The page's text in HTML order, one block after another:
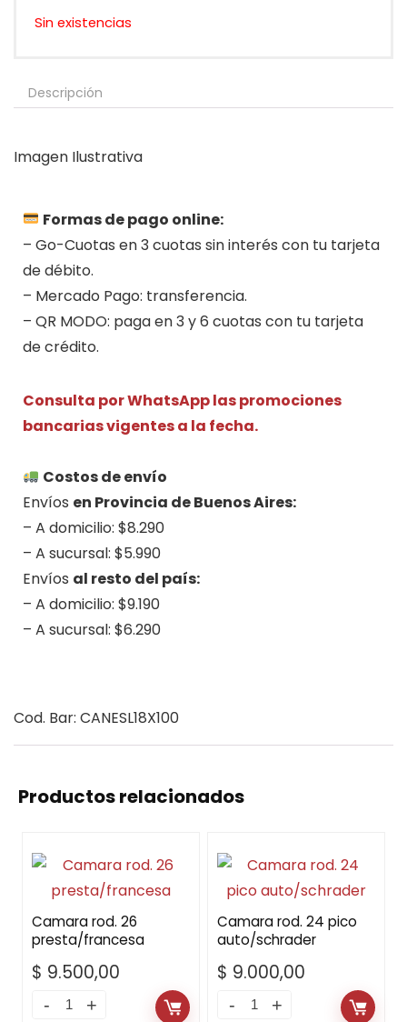
Sin existencias
Descripción
Imagen Ilustrativa
Formas de pago online:
– Go-Cuotas en 3 cuotas sin interés con tu tarjeta
de débito.
– Mercado Pago: transferencia.
– QR MODO: paga en 3 y 6 cuotas con tu tarjeta
de crédito.
Consulta por WhatsApp las promociones
bancarias vigentes a la fecha.
Costos de envío
Envíos en Provincia de Buenos Aires:
– A domicilio: $8.290
– A sucursal: $5.990
Envíos al resto del país:
– A domicilio: $9.190
– A sucursal: $6.290
Cod. Bar: CANESL18X100
Productos relacionados
Camara rod. 26
presta/francesa
$ 9.500,00
Camara rod. 24 pico
auto/schrader
$ 9.000,00